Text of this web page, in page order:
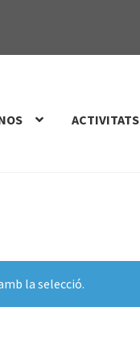
ACTIVITATS
la selecció.